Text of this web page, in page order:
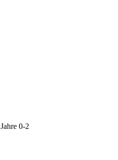
Jahre 0-2